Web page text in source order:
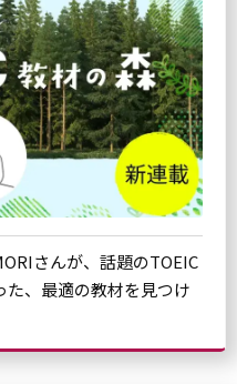
さんが、話題のTOEIC
、最適の教材を見つけ